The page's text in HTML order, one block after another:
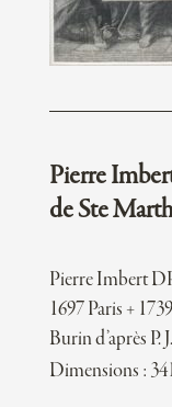
Pierre
de Ste
Pierre Imbert
1697 Paris +
Burin d’après P.
Dimensions :